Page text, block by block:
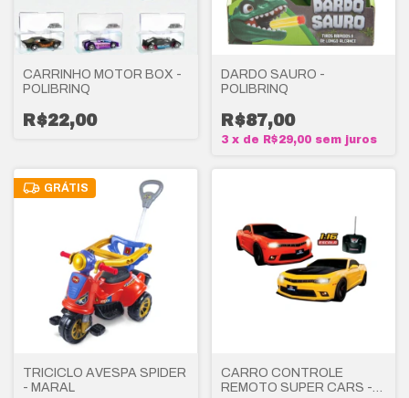
CARRINHO MOTOR BOX -
POLIBRINQ
R$22,00
DARDO SAURO -
POLIBRINQ
R$87,00
3 x de R$29,00 sem juros
GRÁTIS
TRICICLO AVESPA SPIDER
- MARAL
CARRO CONTROLE
REMOTO SUPER CARS -